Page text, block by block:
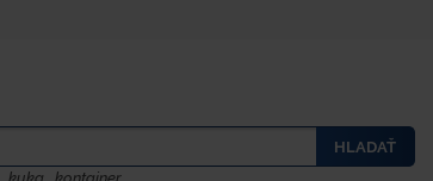
HLADAŤ